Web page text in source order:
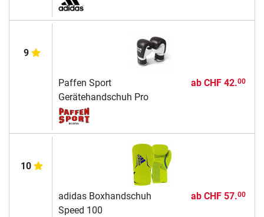
9
Paffen Sport
Gerätehandschuh Pro
ab CHF 42.00
10
adidas Boxhandschuh
Speed 100
ab CHF 57.00